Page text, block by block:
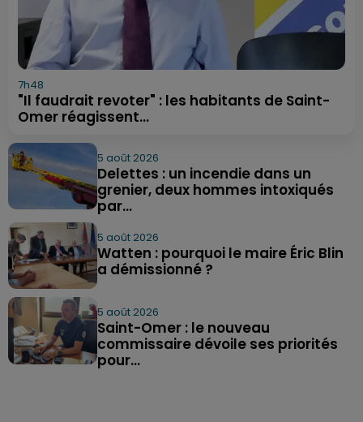
7h48
"Il faudrait revoter" : les habitants de Saint-
Omer réagissent...
5 août 2026
Delettes : un incendie dans un
grenier, deux hommes intoxiqués
par...
5 août 2026
Watten : pourquoi le maire Éric Blin
a démissionné ?
5 août 2026
Saint-Omer : le nouveau
commissaire dévoile ses priorités
pour...